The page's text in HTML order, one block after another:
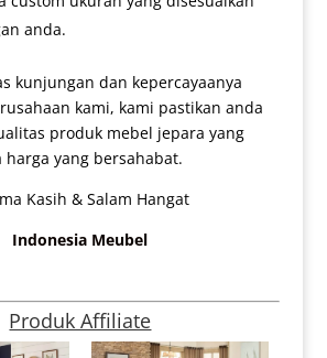
anda.
kunjungan dan kepercayaanya
kami, kami pastikan anda
produk mebel jepara yang
yang bersahabat.
Kasih & Salam Hangat
Indonesia Meubel
Produk Affiliate